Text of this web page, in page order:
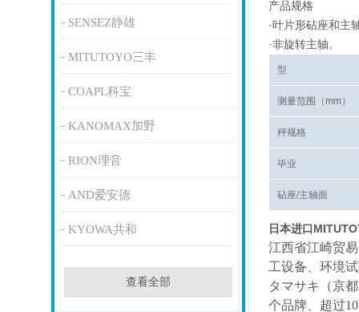
SENSEZ静雄
MITUTOYO三丰
COAPL科宝
KANOMAX加野
RION理音
AND爱安德
KYOWA共和
查看全部
产品规格
·叶片形砧座和主
·非旋转主轴。
型
测量范围（mm）
秤规格
毕业
砧座/主轴面
日本进口
江西省江崎贸
工设备、环境
タマサキ（京
个品牌、超过